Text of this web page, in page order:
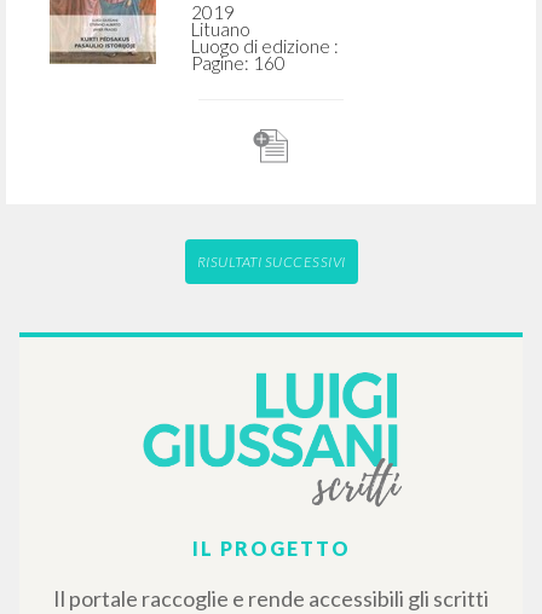
2019
Lituano
Luogo di edizione :
Pagine: 160
RISULTATI SUCCESSIVI
IL PROGETTO
Il portale raccoglie e rende accessibili gli scritti